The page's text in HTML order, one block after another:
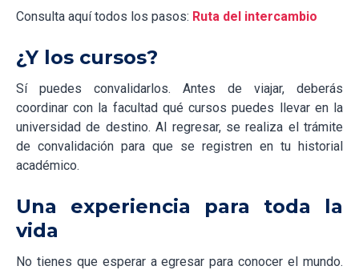
Consulta aquí todos los pasos: Ruta del intercambio
¿Y los cursos?
Sí puedes convalidarlos. Antes de viajar, deberás
coordinar con la facultad qué cursos puedes llevar en la
universidad de destino. Al regresar, se realiza el trámite
de convalidación para que se registren en tu historial
académico.
Una experiencia para toda la
vida
No tienes que esperar a egresar para conocer el mundo.